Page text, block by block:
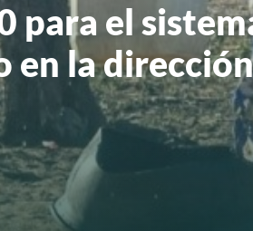
el
en la